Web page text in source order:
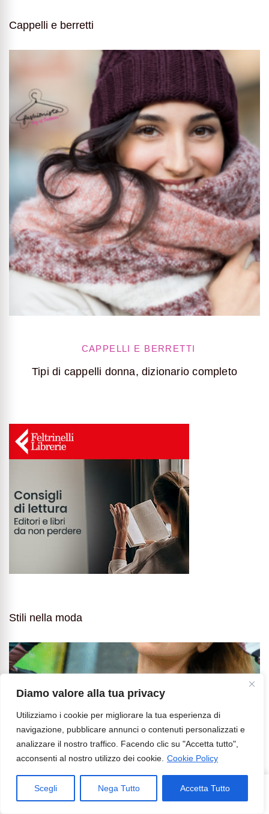
Diamo valore alla tua privacy
Utilizziamo i cookie per migliorare la tua esperienza di
navigazione, pubblicare annunci o contenuti personalizzati e
analizzare il nostro traffico. Facendo clic su "Accetta tutto",
acconsenti al nostro utilizzo dei cookie. Cookie Policy
Scegli Nega Tutto
Accetta Tutto
Share
3 commentisu
Cappelli e berretti
CAPPELLI E BERRETTI
Tipi di cappelli donna, dizionario completo
Stili nella moda